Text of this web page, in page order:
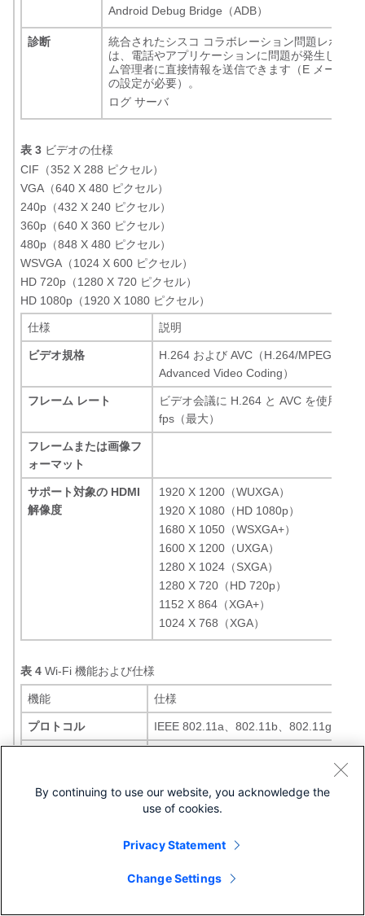
Android Debug Bridge（ADB）
診断
統合されたシスコ コラボレーション問題レポー
は、電話やアプリケーションに問題が発生したと
ム管理者に直接情報を送信できます（E メール
の設定が必要）。
ログ サーバ
表 3 ビデオの仕様
CIF（352 X 288 ピクセル）
VGA（640 X 480 ピクセル）
240p（432 X 240 ピクセル）
360p（640 X 360 ピクセル）
480p（848 X 480 ピクセル）
WSVGA（1024 X 600 ピクセル）
HD 720p（1280 X 720 ピクセル）
HD 1080p（1920 X 1080 ピクセル）
仕様 説明
ビデオ規格
H.264 および AVC（H.264/MPEG-4
Advanced Video Coding）
フレーム レート
ビデオ会議に H.264 と AVC を使用して
fps（最大）
フレームまたは画像フ
ォーマット
サポート対象の HDMI
解像度
1920 X 1200（WUXGA）
1920 X 1080（HD 1080p）
1680 X 1050（WSXGA+）
1600 X 1200（UXGA）
1280 X 1024（SXGA）
1280 X 720（HD 720p）
1152 X 864（XGA+）
1024 X 768（XGA）
表 4 Wi-Fi 機能および仕様
機能 仕様
プロトコル IEEE 802.11a、802.11b、802.11g、
5.180 〜 5.240 GHz（チャネル 36 〜 48
5.260 〜 5.320 GHz（チャネル 52 〜 64
5.500 〜 5.700 GHz（チャネル 100 〜
使用可能なチャネルの検出には IEEE
By continuing to use our website, you acknowledge the
use of cookies.
Privacy Statement
Change Settings